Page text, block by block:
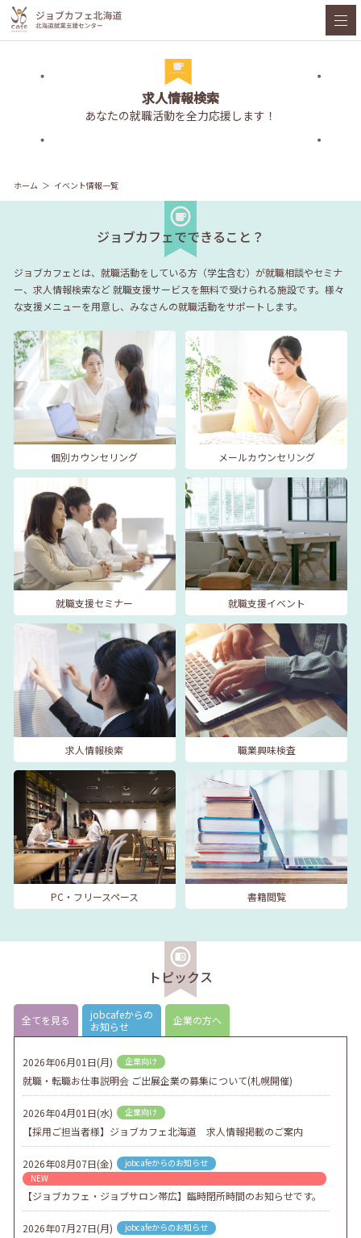
求人情報検索
あなたの就職活動を全力応援します！
ホーム イベント情報一覧
ジョブカフェでできること？
ジョブカフェとは、就職活動をしている方（学生含む）が就職相談やセミナ
ー、求人情報検索など就職支援サービスを無料で受けられる施設です。様々
な支援メニューを用意し、みなさんの就職活動をサポートします。
個別カウンセリング メールカウンセリング
就職支援セミナー 就職支援イベント
求人情報検索 職業興味検査
PC・フリースペース 書籍閲覧
トピックス
全てを見る
jobcafeからの
お知らせ
企業の方へ
2026年06月01日(月) 企業向け
就職・転職お仕事説明会 ご出展企業の募集について(札幌開催)
2026年04月01日(水) 企業向け
【採用ご担当者様】ジョブカフェ北海道 求人情報掲載のご案内
2026年08月07日(金)
jobcafeからのお知らせ
NEW
【ジョブカフェ・ジョブサロン帯広】臨時閉所時間のお知らせです。
2026年07月27日(月) jobcafeからのお知らせ